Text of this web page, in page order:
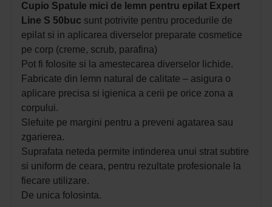
Cupio Spatule mici de lemn pentru epilat Expert
Line S 50buc sunt potrivite pentru procedurile de
epilat si in aplicarea diverselor preparate cosmetice
pe corp (creme, scrub, parafina)
Pot fi folosite si la amestecarea diverselor lichide.
Fabricate din lemn natural de calitate – asigura o
aplicare precisa si igienica a cerii pe orice zona a
corpului.
Slefuite pe margini pentru a preveni agatarea sau
zgarierea.
Suprafata neteda permite intinderea unui strat subtire
si uniform de ceara, pentru rezultate profesionale la
fiecare utilizare.
De unica folosinta.